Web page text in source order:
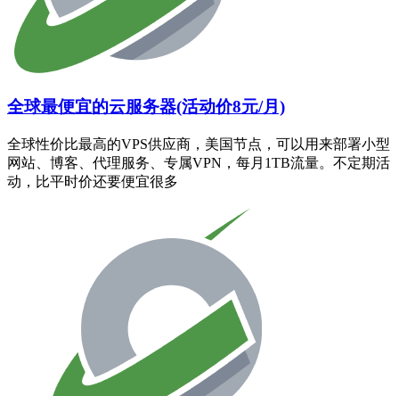
全球最便宜的云服务器(活动价8元/月)
全球性价比最高的VPS供应商，美国节点，可以用来部署小型
网站、博客、代理服务、专属VPN，每月1TB流量。不定期活
动，比平时价还要便宜很多